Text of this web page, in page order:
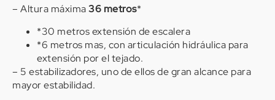
– Altura máxima36 metros*
*30 metros extensión de escalera
*6 metros mas, con articulación hidráulica para
extensión por el tejado.
– 5 estabilizadores, uno de ellos de gran alcance para
mayor estabilidad.